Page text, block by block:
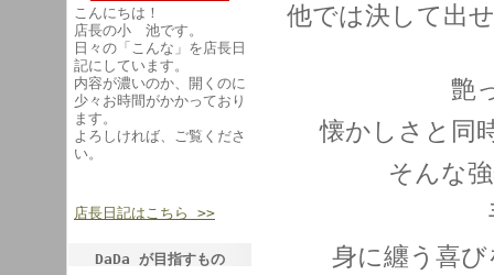
こんにちは！
店長の小 池です。
日々の「こんな」を店長日
記にしています。
内容が濃いのか、開くのに
少々お時間がかかっており
ます。
よろしければ、ご覧くださ
い。
店長日記はこちら >>
DaDa が目指すもの
他では決して出
艶
懐かしさと同
そんな
身に纏う喜